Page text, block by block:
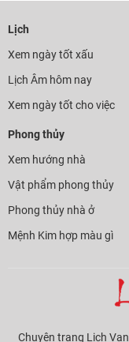
Lịch
Xem ngày tốt xấu
Lịch Âm hôm nay
Xem ngày tốt cho việc
Phong thủy
Xem hướng nhà
Vật phẩm phong thủy
Phong thủy nhà ở
Mệnh Kim hợp màu gì
Chuyên trang Lịch